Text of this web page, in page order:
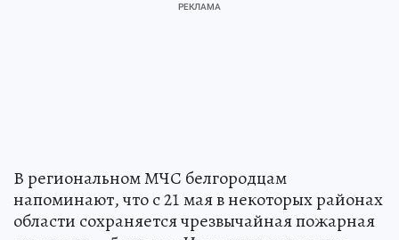
В региональном МЧС белгородцам
напоминают, что с 21 мая в некоторых районах
области сохраняется чрезвычайная пожарная